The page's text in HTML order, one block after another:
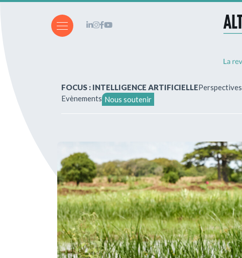
Vous souhaitez écrire ?
Abonnements & achats
Nos parutions
Ressources bibliographiques
FOCUS : INTELLIGENCE ARTIFICIELLEPerspectives
Evènements Nous soutenir